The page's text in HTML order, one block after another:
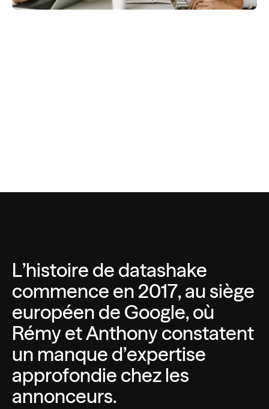
L’histoire de datashake
commence en2017, ausiège
européen de Google, où
RémyetAnthonyconstatent
un manque d’expertise
approfondie chezles
annonceurs.